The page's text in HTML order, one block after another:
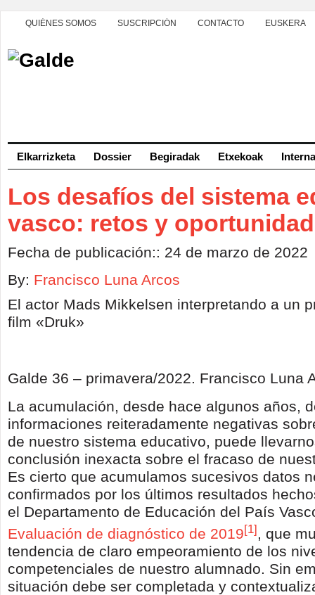
QUIÉNES SOMOS SUSCRIPCIÓN CONTACTO EUSKERA
Elkarrizketa Dossier Begiradak Etxekoak
Los desafíos del sistema
vasco: retos y
Fecha de publicación:: 24 de marzo de 2022
By: Francisco Luna Arcos
El actor Mads Mikkelsen interpretando a un
film «Druk»
Galde 36 – primavera/2022. Francisco Luna
La acumulación, desde hace algunos años,
informaciones reiteradamente negativas
de nuestro sistema educativo, puede
conclusión inexacta sobre el fracaso de
Es cierto que acumulamos sucesivos datos
confirmados por los últimos resultados
el Departamento de Educación del País
Evaluación de diagnóstico de 2019[1], que
tendencia de claro empeoramiento de los
competenciales de nuestro alumnado. Sin
situación debe ser completada y